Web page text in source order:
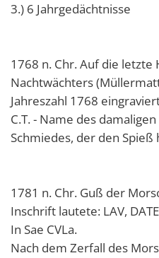
3.) 6 Jahrgedächtnisse
1768 n. Chr. Auf die
Nachtwächters
Jahreszahl 1768
C.T. - Name des
Schmiedes, der den
1781 n. Chr. Guß der
Inschrift lautete: LAV,
In Sae CVLa.
Nach dem Zerfall des